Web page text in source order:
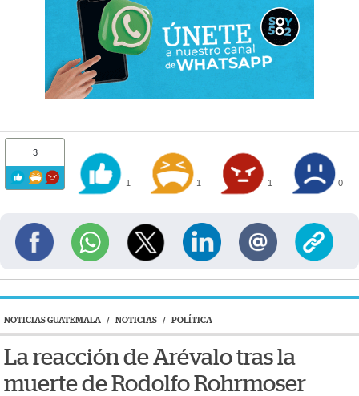
3
1 1 1 0
NOTICIAS GUATEMALA / NOTICIAS / POLÍTICA
La reacción de Arévalo tras la
muerte de Rodolfo Rohrmoser